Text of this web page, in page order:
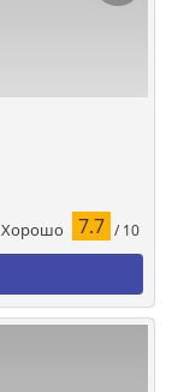
Хорошо 7.7 / 10